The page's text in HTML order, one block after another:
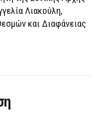
Λιακούλη,
και Διαφάνειας